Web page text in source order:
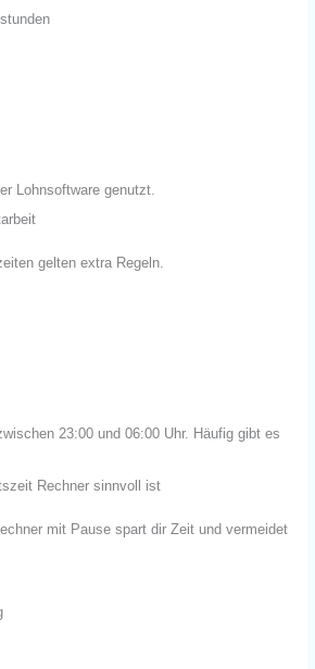
Lohnsoftware genutzt.
gelten extra Regeln.
23:00 und 06:00 Uhr. Häufig gibt es
Rechner sinnvoll ist
mit Pause spart dir Zeit und vermeidet